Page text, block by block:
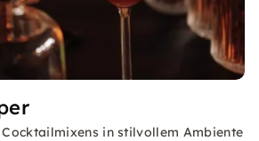
Cocktailmixens in stilvollem Ambiente